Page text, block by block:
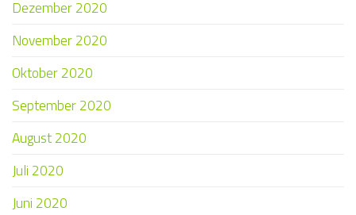
Dezember 2020
November 2020
Oktober 2020
September 2020
August 2020
Juli 2020
Juni 2020